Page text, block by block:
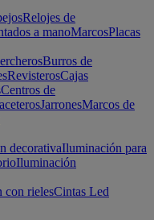
Relojes de
a manoMarcosPlacas
Burros de
RevisterosCajas
Centros de
JarronesMarcos de
decorativaIluminación para
Iluminación
con rielesCintas Led